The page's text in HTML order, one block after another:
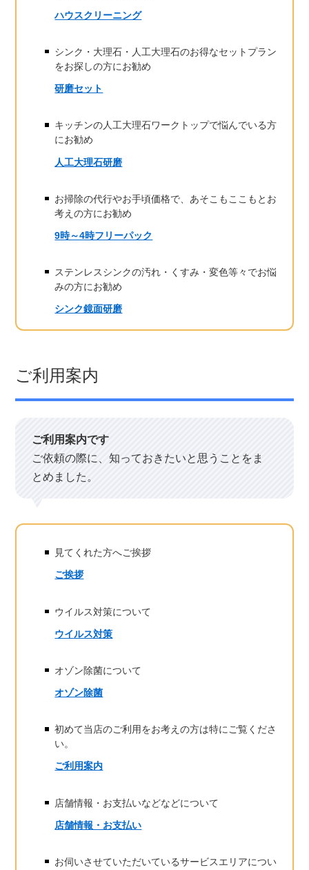
ハウスクリーニング
シンク・大理石・人工大理石のお得なセットプラン
をお探しの方にお勧め
研磨セット
キッチンの人工大理石ワークトップで悩んでいる方
にお勧め
人工大理石研磨
お掃除の代行やお手頃価格で、あそこもここもとお
考えの方にお勧め
9時～4時フリーパック
ステンレスシンクの汚れ・くすみ・変色等々でお悩
みの方にお勧め
シンク鏡面研磨
ご利用案内
ご利用案内です
ご依頼の際に、知っておきたいと思うことをま
とめました。
見てくれた方へご挨拶
ご挨拶
ウイルス対策について
ウイルス対策
オゾン除菌について
オゾン除菌
初めて当店のご利用をお考えの方は特にご覧くださ
い。
ご利用案内
店舗情報・お支払いなどなどについて
店舗情報・お支払い
お伺いさせていただいているサービスエリアについ